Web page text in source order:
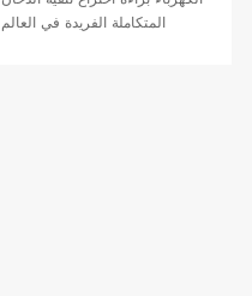
المتكاملة الفريدة في العالم